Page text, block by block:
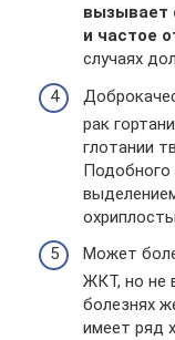
вызывает
и частое
случаях
рак
глотании
Подобного
Может
ЖКТ, но не
болезнях
имеет ряд